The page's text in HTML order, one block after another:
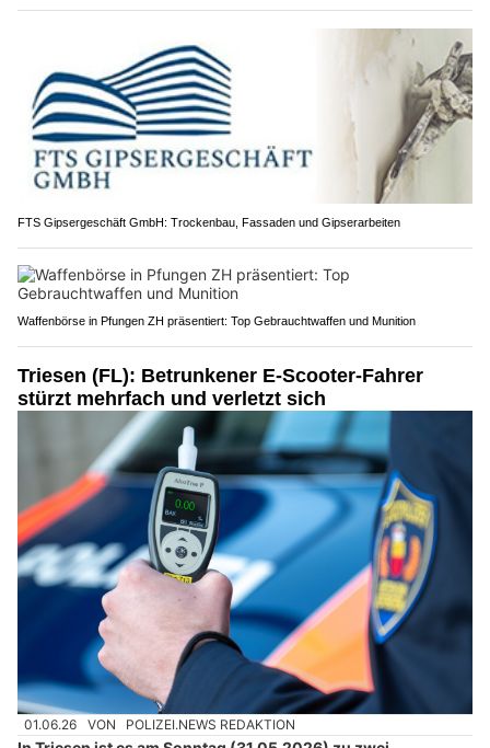
FTS Gipsergeschäft GmbH: Trockenbau, Fassaden und Gipserarbeiten
Waffenbörse in Pfungen ZH präsentiert: Top Gebrauchtwaffen und Munition
Triesen (FL): Betrunkener E-Scooter-Fahrer
stürzt mehrfach und verletzt sich
01.06.26 VON POLIZEI.NEWS REDAKTION